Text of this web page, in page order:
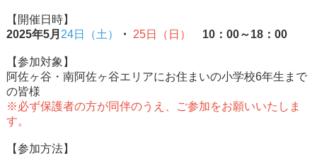
【開催日時】
2025年5月 24日（土） ・ 25日（日） 10：00～18：00
【参加対象】
阿佐ヶ谷・南阿佐ヶ谷エリアにお住まいの小学校6年生まで
の皆様
※必ず保護者の方が同伴のうえ、ご参加をお願いいたしま
す。
【参加方法】